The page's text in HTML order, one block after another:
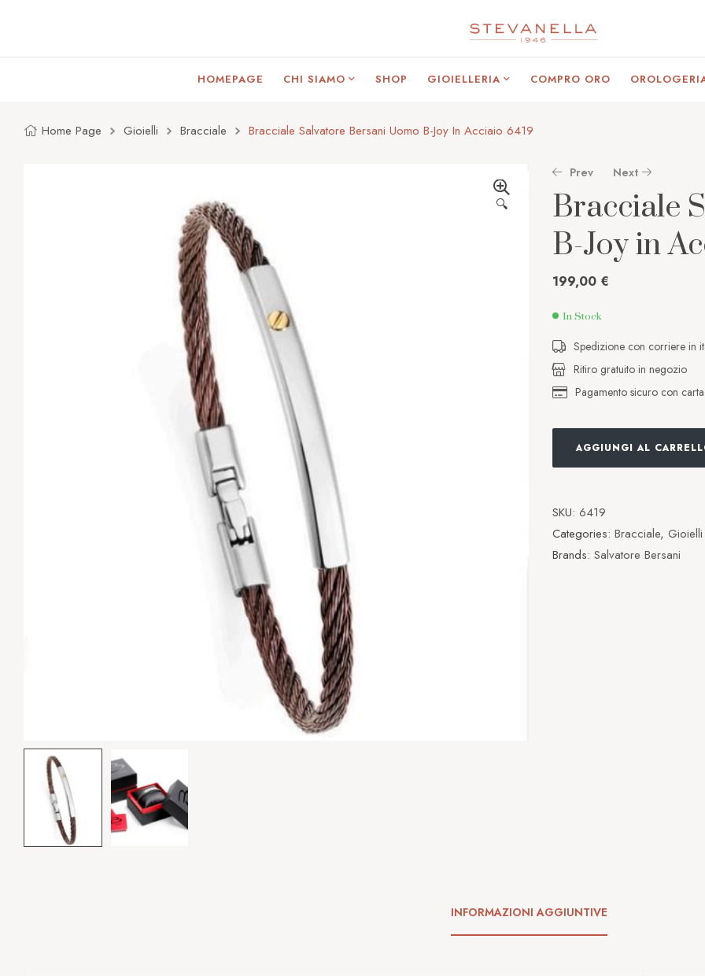
HOMEPAGE CHI SIAMO SHOP GIOIELLERIA COMPRO ORO
Home Page Gioielli Bracciale Bracciale Salvatore Bersani Uomo B-Joy In Acciaio 6419
🔍
Prev
26,00
Next
52,00
Bracciale
B-Joy in
199,00 €
In Stock
Spedizione con corriere in
Ritiro gratuito in negozio
Pagamento sicuro con
AGGIUNGI AL
SKU: 6419
Categories: Bracciale, Gioielli
Brands: Salvatore Bersani
INFORMAZIONI AGGIUNTIVE